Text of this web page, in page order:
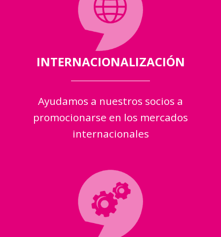
INTERNACIONALIZACIÓN
Ayudamos a nuestros socios a
promocionarse en los mercados
internacionales